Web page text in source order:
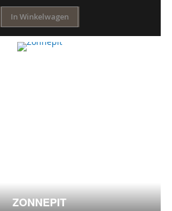
In Winkelwagen
ZONNEPIT